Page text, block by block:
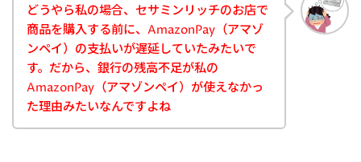
どうやら私の場合、セサミンリッチのお店で
商品を購入する前に、AmazonPay（アマゾ
ンペイ）の支払いが遅延していたみたいで
す。だから、銀行の残高不足が私の
AmazonPay（アマゾンペイ）が使えなかっ
た理由みたいなんですよね